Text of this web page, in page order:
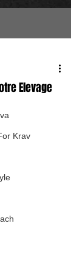
Krav
Elevage